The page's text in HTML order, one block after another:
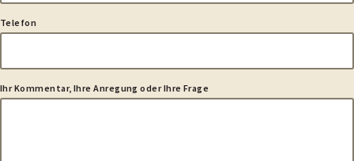
Telefon
Ihr Kommentar, Ihre Anregung oder Ihre Frage